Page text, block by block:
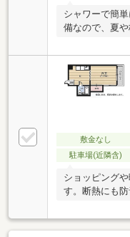
シャワーで簡
備なので、夏や
敷金なし
駐車場(近隣含)
ショッピング
す。断熱にも